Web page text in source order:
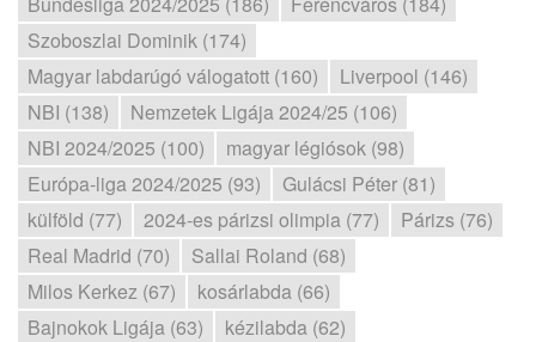
Szoboszlai Dominik (174)
Magyar labdarúgó válogatott (160)
Liverpool (146)
NBI (138)
Nemzetek Ligája 2024/25 (106)
NBI 2024/2025 (100)
magyar légiósok (98)
Európa-liga 2024/2025 (93)
Gulácsi Péter (81)
külföld (77)
2024-es párizsi olimpia (77)
Párizs (76)
Real Madrid (70)
Sallai Roland (68)
Milos Kerkez (67)
kosárlabda (66)
Bajnokok Ligája (63)
kézilabda (62)